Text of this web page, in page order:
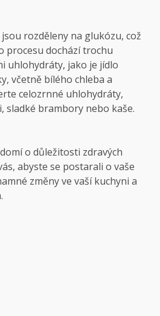
rozděleny na glukózu, což
procesu dochází trochu
uhlohydráty, jako je jídlo
včetně bílého chleba a
celozrnné uhlohydráty,
sladké brambory nebo kaše.
o důležitosti zdravých
abyste se postarali o vaše
změny ve vaší kuchyni a